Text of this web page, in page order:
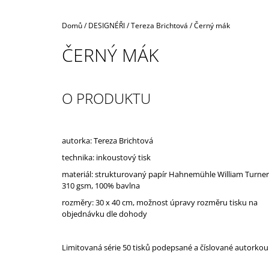
Domů/ DESIGNÉŘI/Tereza Brichtová /Černý mák
ČERNÝ MÁK
O PRODUKTU
autorka: Tereza Brichtová
technika: inkoustový tisk
materiál: strukturovaný papír Hahnemühle William
310 gsm, 100% bavlna
rozměry:30 x 40 cm, možnost úpravy rozměru tisku na
objednávku dle dohody
Limitovaná série 50 tisků podepsané a číslované